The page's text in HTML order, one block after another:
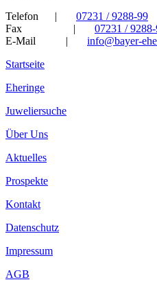
Telefon
07231 / 9288-99
Fax
07231 /
E-Mail
info@bayer-
Startseite
Eheringe
Juweliersuche
Über Uns
Aktuelles
Prospekte
Kontakt
Datenschutz
Impressum
AGB